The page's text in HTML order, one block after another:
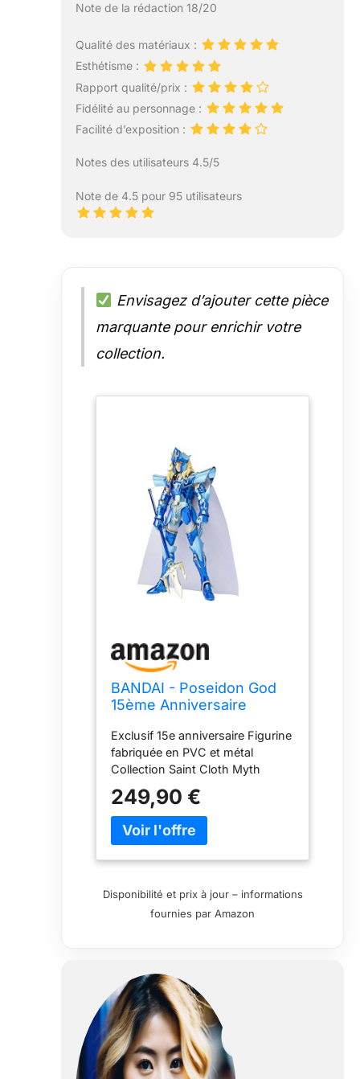
Note de la rédaction 18/20
Qualité des matériaux :
Esthétisme :
Rapport qualité/prix :
Fidélité au personnage :
Facilité d’exposition :
Notes des utilisateurs 4.5/5
Note de 4.5 pour 95 utilisateurs
Envisagez d’ajouter cette pièce
marquante pour enrichir votre
collection.
BANDAI - Poseidon God
15ème Anniversaire
Cloth Myth (BDISS550163)
Exclusif 15e anniversaire Figurine
fabriquée en PVC et métal
Collection Saint Cloth Myth
249,90 €
Disponibilité et prix à jour – informations
fournies par Amazon